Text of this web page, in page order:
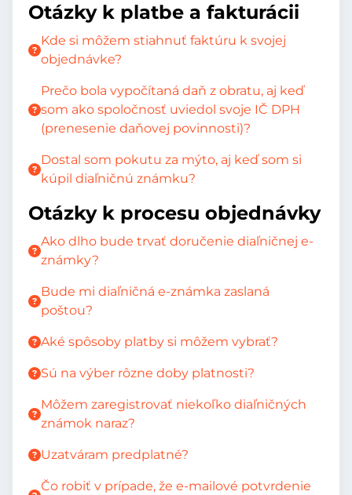
Otázky k platbe a fakturácii
Kde si môžem stiahnuť faktúru k svojej
objednávke?
Prečo bola vypočítaná daň z obratu, aj keď
som ako spoločnosť uviedol svoje IČ DPH
(prenesenie daňovej povinnosti)?
Dostal som pokutu za mýto, aj keď som si
kúpil diaľničnú známku?
Otázky k procesu objednávky
Ako dlho bude trvať doručenie diaľničnej e-
známky?
Bude mi diaľničná e-známka zaslaná
poštou?
Aké spôsoby platby si môžem vybrať?
Sú na výber rôzne doby platnosti?
Môžem zaregistrovať niekoľko diaľničných
známok naraz?
Uzatváram predplatné?
Čo robiť v prípade, že e-mailové potvrdenie